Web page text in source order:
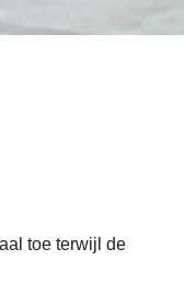
toe terwijl de